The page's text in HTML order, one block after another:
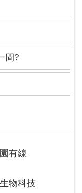
間?
有線
物科技